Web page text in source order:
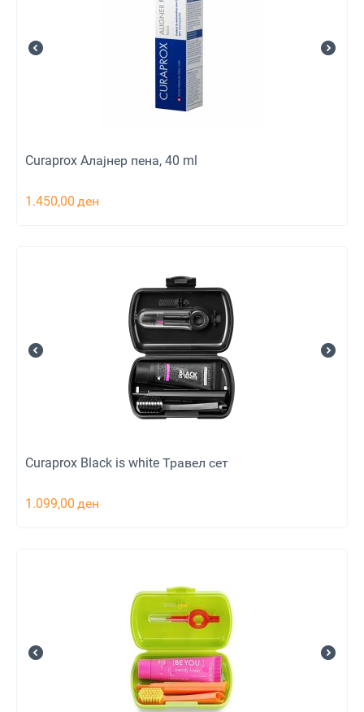
Curaprox Aлајнер пена, 40 ml
1.450,00 ден
Curaprox Black is white Травел сет
1.099,00 ден